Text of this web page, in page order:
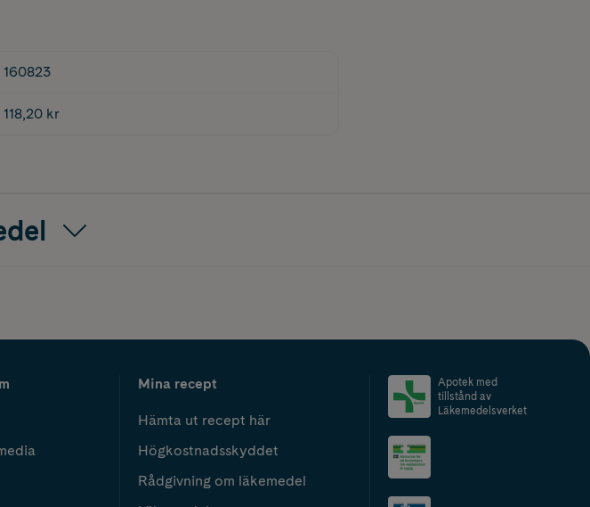
160823
118,20 kr
Mina recept
Hämta ut recept här
Högkostnadsskyddet
Rådgivning om läkemedel
Apotek med
tillstånd av
Läkemedelsverket